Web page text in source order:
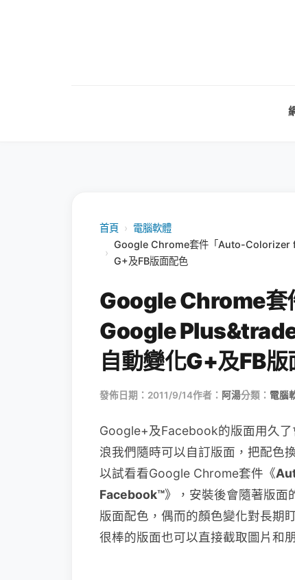
首頁 › 電腦軟體
›
Google Chrome套件「Auto-Colorizer
G+及FB版面配色
Google Chrome
Google
自動變化G+及FB版
發佈日期：2011/9/14作者： 阿湯分類： 電腦
Google+及Facebook的版面用久
浪我們隨時可以自訂版面，把配色
以試看看Google Chrome套件《
Facebook™》，安裝後會隨著版面
版面配色，偶而的顏色變化對長期
很棒的版面也可以直接截取圖片和